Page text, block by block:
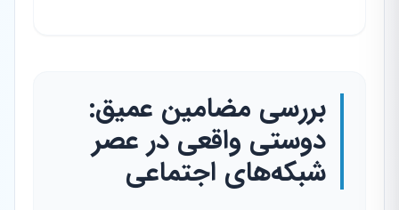
بررسی مضامین عمیق:
دوستی واقعی در عصر
شبکه‌های اجتماعی